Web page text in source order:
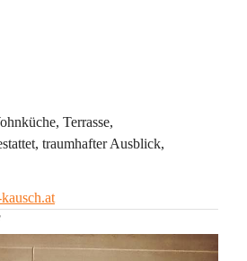
Terrasse,
traumhafter Ausblick,